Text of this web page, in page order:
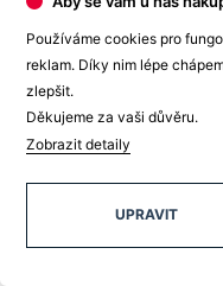
Používáme cookies pro
reklam. Díky nim lépe
zlepšit.
Děkujeme za vaši důvěru.
Zobrazit detaily
UPRAVIT